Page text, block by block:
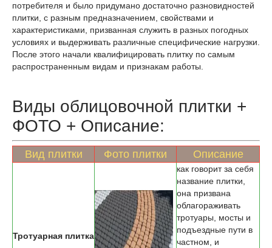
потребителя и было придумано достаточно разновидностей
плитки, с разным предназначением, свойствами и
характеристиками, призванная служить в разных погодных
условиях и выдерживать различные специфические нагрузки.
После этого начали квалифицировать плитку по самым
распространенным видам и признакам работы.
Виды облицовочной плитки +
ФОТО + Описание:
Вид плитки Фото плитки Описание
Тротуарная плитка
как говорит за себя
название плитки,
она призвана
облагораживать
тротуары, мосты и
подъездные пути в
частном, и